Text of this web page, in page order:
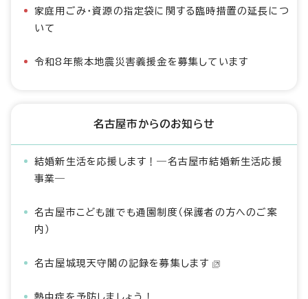
家庭用ごみ・資源の指定袋に関する臨時措置の延長につ
いて
令和8年熊本地震災害義援金を募集しています
名古屋市からのお知らせ
結婚新生活を応援します！―名古屋市結婚新生活応援
事業―
名古屋市こども誰でも通園制度（保護者の方へのご案
内）
名古屋城現天守閣の記録を募集します
熱中症を予防しましょう！